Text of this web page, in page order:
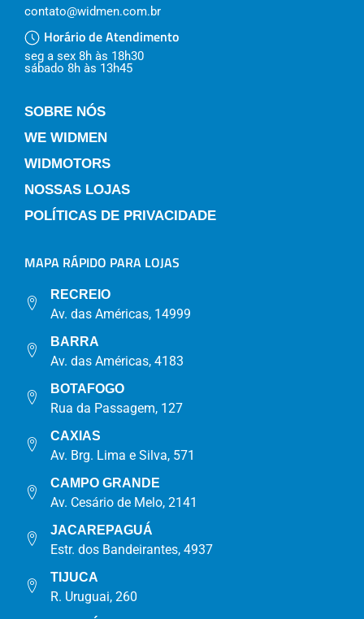
contato@widmen.com.br
Horário de Atendimento
seg a sex 8h às 18h30
sábado 8h às 13h45
SOBRE NÓS
WE WIDMEN
WIDMOTORS
NOSSAS LOJAS
POLÍTICAS DE PRIVACIDADE
MAPA RÁPIDO PARA LOJAS
RECREIO
Av. das Américas, 14999
BARRA
Av. das Américas, 4183
BOTAFOGO
Rua da Passagem, 127
CAXIAS
Av. Brg. Lima e Silva, 571
CAMPO GRANDE
Av. Cesário de Melo, 2141
JACAREPAGUÁ
Estr. dos Bandeirantes, 4937
TIJUCA
R. Uruguai, 260